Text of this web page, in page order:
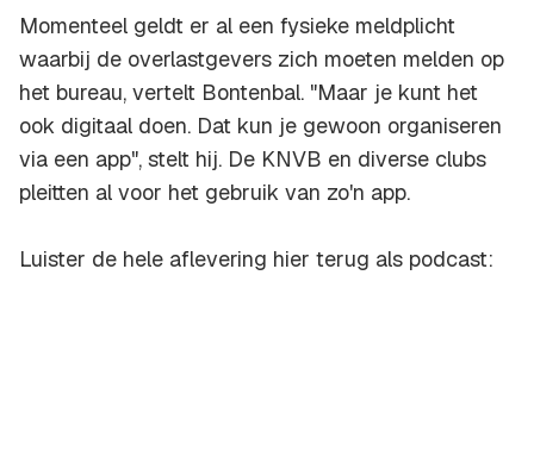
Momenteel geldt er al een fysieke meldplicht
waarbij de overlastgevers zich moeten melden op
het bureau, vertelt Bontenbal. "Maar je kunt het
ook digitaal doen. Dat kun je gewoon organiseren
via een app", stelt hij. De KNVB en diverse clubs
pleitten al voor het gebruik van zo'n app.
Luister de hele aflevering hier terug als podcast: